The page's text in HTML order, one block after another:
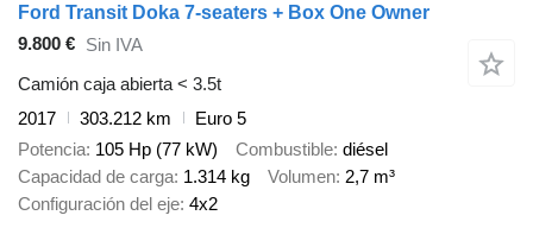
Ford Transit Doka 7-seaters + Box One Owner
9.800 € Sin IVA
Camión caja abierta < 3.5t
2017
303.212 km
Euro 5
Potencia 105 Hp (77 kW) Combustible diésel
Capacidad de carga 1.314 kg Volumen 2,7 m³
Configuración del eje 4x2